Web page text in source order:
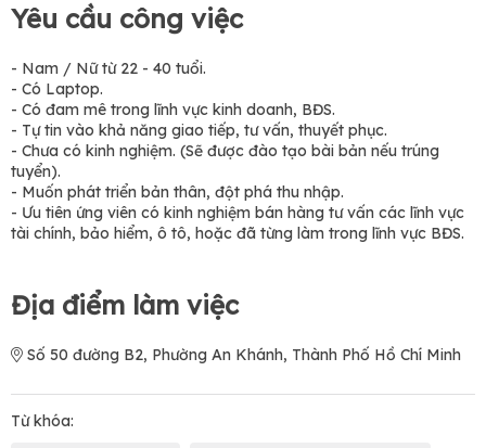
Yêu cầu công việc
- Nam / Nữ từ 22 - 40 tuổi.
- Có Laptop.
- Có đam mê trong lĩnh vực kinh doanh, BĐS.
- Tự tin vào khả năng giao tiếp, tư vấn, thuyết phục.
- Chưa có kinh nghiệm. (Sẽ được đào tạo bài bản nếu trúng
tuyển).
- Muốn phát triển bản thân, đột phá thu nhập.
- Ưu tiên ứng viên có kinh nghiệm bán hàng tư vấn các lĩnh vực
tài chính, bảo hiểm, ô tô, hoặc đã từng làm trong lĩnh vực BĐS.
Địa điểm làm việc
Số 50 đường B2, Phường An Khánh, Thành Phố Hồ Chí Minh
Từ khóa: